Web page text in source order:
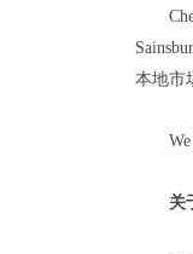
本地市
关